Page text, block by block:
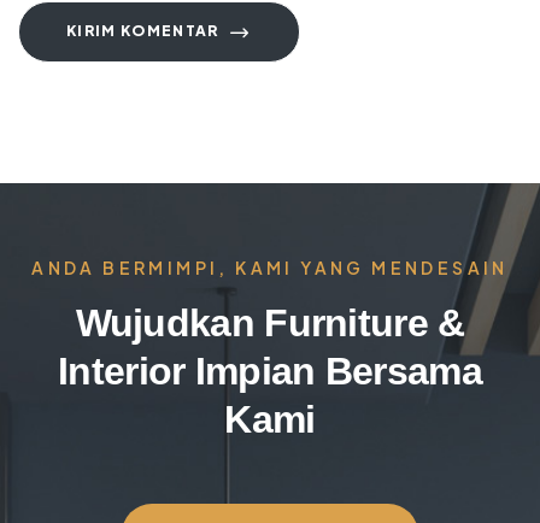
KIRIM KOMENTAR
ANDA BERMIMPI, KAMI YANG MENDESAIN
Wujudkan Furniture &
Interior Impian Bersama
Kami